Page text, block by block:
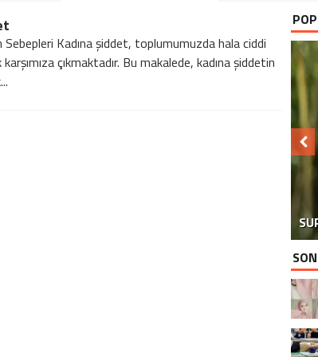
Sebepleri Kadına şiddet, toplumumuzda hala ciddi
çıkmaktadır. Bu makalede, kadına şiddetin